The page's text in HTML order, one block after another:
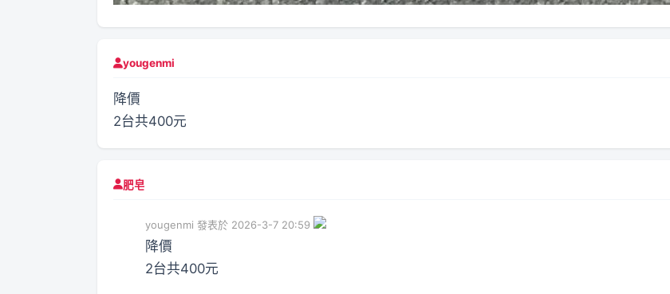
yougenmi
降價
2台共400元
肥皂
yougenmi 發表於 2026-3-7 20:59
降價
2台共400元